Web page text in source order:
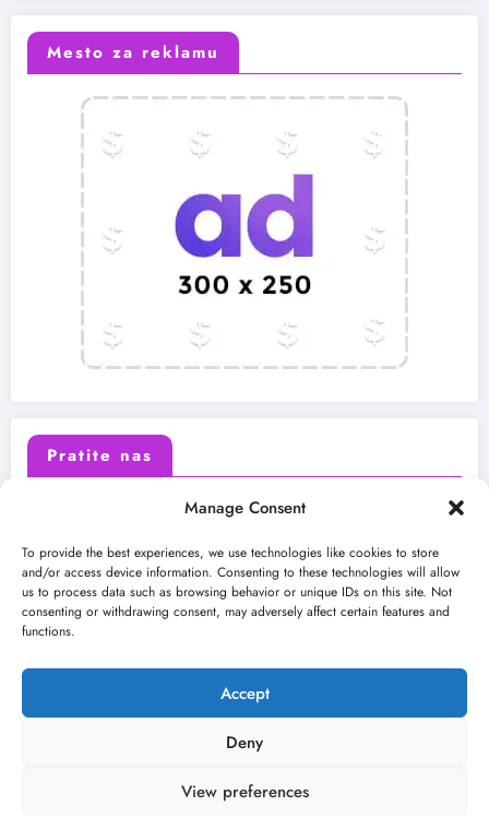
Manage Consent
To provide the best experiences, we use technologies like cookies to store
and/or access device information. Consenting to these technologies will allow
us to process data such as browsing behavior or unique IDs on this site. Not
consenting or withdrawing consent, may adversely affect certain features and
functions.
Accept
Deny
View preferences
Mesto za reklamu
Pratite nas
Instagram Youtube
O nama Uslovi
Kontakt